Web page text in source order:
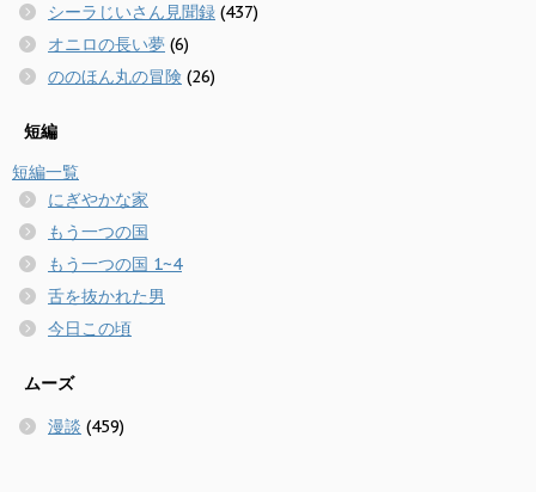
シーラじいさん見聞録 (437)
オニロの長い夢 (6)
ののほん丸の冒険 (26)
短編
短編一覧
にぎやかな家
もう一つの国
もう一つの国 1~4
舌を抜かれた男
今日この頃
ムーズ
漫談 (459)